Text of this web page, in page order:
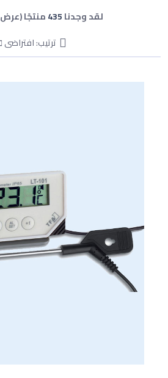
لقد وجدنا435منتجًا (عرض 61 إلى 72)
ترتيب: افتراضى